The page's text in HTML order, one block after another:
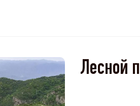
Лесной